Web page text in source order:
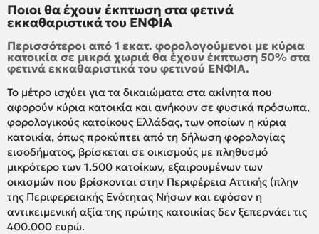
Ποιοι θα έχουν έκπτωση στα φετινά
εκκαθαριστικά του ΕΝΦΙΑ
Περισσότεροι από 1 εκατ. φορολογούμενοι με κύρια
κατοικία σε μικρά χωριά θα έχουν έκπτωση 50% στα
φετινά εκκαθαριστικά του φετινού ΕΝΦΙΑ.
Το μέτρο ισχύει για τα δικαιώματα στα ακίνητα που
αφορούν κύρια κατοικία και ανήκουν σε φυσικά πρόσωπα,
φορολογικούς κατοίκους Ελλάδας, των οποίων η κύρια
κατοικία, όπως προκύπτει από τη δήλωση φορολογίας
εισοδήματος, βρίσκεται σε οικισμούς με πληθυσμό
μικρότερο των 1.500 κατοίκων, εξαιρουμένων των
οικισμών που βρίσκονται στην Περιφέρεια Αττικής (πλην
της Περιφερειακής Ενότητας Νήσων και εφόσον η
αντικειμενική αξία της πρώτης κατοικίας δεν ξεπερνάει τις
400.000 ευρώ.